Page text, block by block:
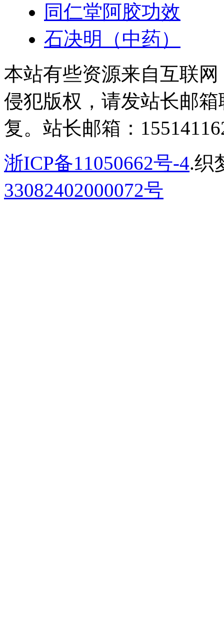
同仁堂阿胶功效
石决明（中药）
本站有些资源来自互联
侵犯版权，请发站长邮
复。站长邮箱：
浙ICP备11050662号-4.织
33082402000072号